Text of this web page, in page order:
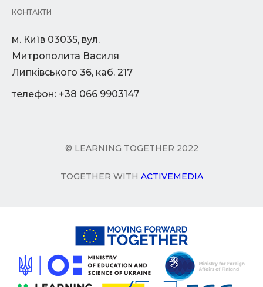
КОНТАКТИ
м. Київ 03035, вул.
Митрополита Василя
Липківського 36, каб. 217
телефон: +38 066 9903147
© LEARNING TOGETHER 2022
TOGETHER WITH ACTIVEMEDIA